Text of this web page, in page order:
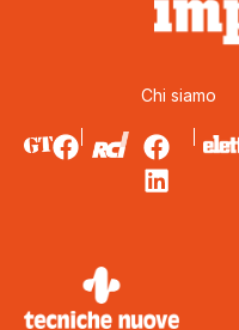
Chi siamo